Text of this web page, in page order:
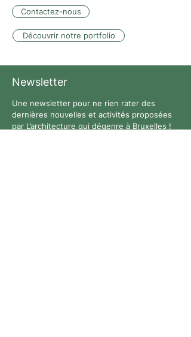
Contactez-nous
Découvrir notre portfolio
Newsletter
Une newsletter pour ne rien rater des
dernières nouvelles et activités proposées
par L’architecture qui dégenre à Bruxelles !